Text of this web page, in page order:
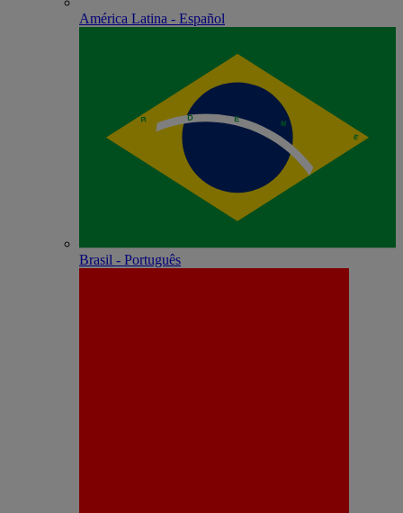
América Latina - Español
Brasil - Português